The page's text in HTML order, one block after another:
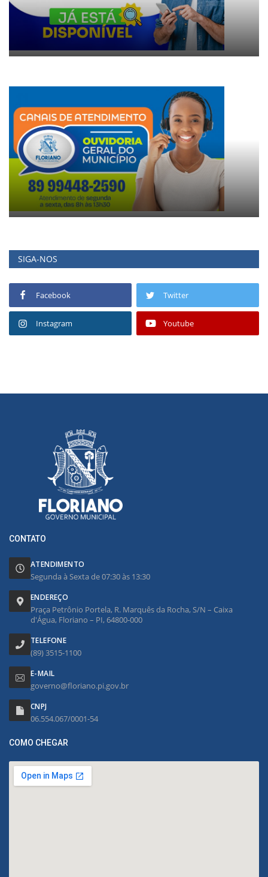
SIGA-NOS
Facebook Twitter
Instagram Youtube
CONTATO
ATENDIMENTO
Segunda à Sexta de 07:30 às 13:30
ENDEREÇO
Praça Petrônio Portela, R. Marquês da Rocha, S/N – Caixa
d'Água, Floriano – PI, 64800-000
TELEFONE
(89) 3515-1100
E-MAIL
governo@floriano.pi.gov.br
CNPJ
06.554.067/0001-54
COMO CHEGAR